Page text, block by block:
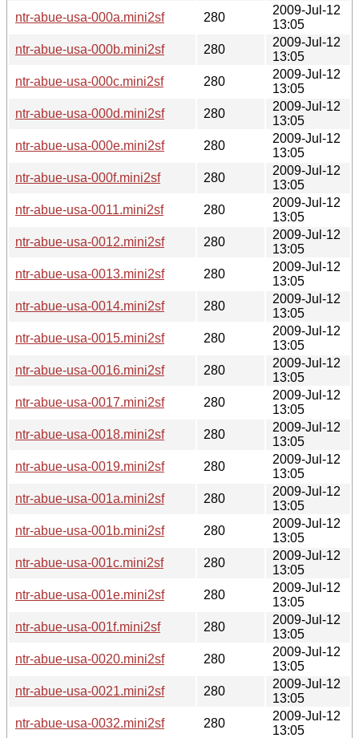
ntr-abue-usa-000a.mini2sf
280
2009-Jul-12
13:05
ntr-abue-usa-000b.mini2sf
280
2009-Jul-12
13:05
ntr-abue-usa-000c.mini2sf
280
2009-Jul-12
13:05
ntr-abue-usa-000d.mini2sf
280
2009-Jul-12
13:05
ntr-abue-usa-000e.mini2sf
280
2009-Jul-12
13:05
ntr-abue-usa-000f.mini2sf
280
2009-Jul-12
13:05
ntr-abue-usa-0011.mini2sf
280
2009-Jul-12
13:05
ntr-abue-usa-0012.mini2sf
280
2009-Jul-12
13:05
ntr-abue-usa-0013.mini2sf
280
2009-Jul-12
13:05
ntr-abue-usa-0014.mini2sf
280
2009-Jul-12
13:05
ntr-abue-usa-0015.mini2sf
280
2009-Jul-12
13:05
ntr-abue-usa-0016.mini2sf
280
2009-Jul-12
13:05
ntr-abue-usa-0017.mini2sf
280
2009-Jul-12
13:05
ntr-abue-usa-0018.mini2sf
280
2009-Jul-12
13:05
ntr-abue-usa-0019.mini2sf
280
2009-Jul-12
13:05
ntr-abue-usa-001a.mini2sf
280
2009-Jul-12
13:05
ntr-abue-usa-001b.mini2sf
280
2009-Jul-12
13:05
ntr-abue-usa-001c.mini2sf
280
2009-Jul-12
13:05
ntr-abue-usa-001e.mini2sf
280
2009-Jul-12
13:05
ntr-abue-usa-001f.mini2sf
280
2009-Jul-12
13:05
ntr-abue-usa-0020.mini2sf
280
2009-Jul-12
13:05
ntr-abue-usa-0021.mini2sf
280
2009-Jul-12
13:05
ntr-abue-usa-0032.mini2sf
280
2009-Jul-12
13:05